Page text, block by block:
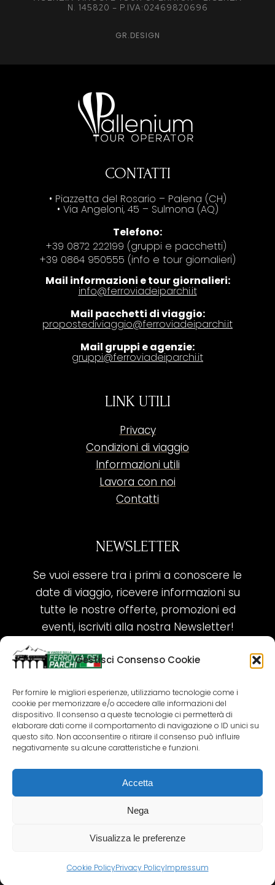
Gestisci Consenso Cookie
Per fornire le migliori esperienze, utilizziamo tecnologie come i
cookie per memorizzare e/o accedere alle informazioni del
dispositivo. Il consenso a queste tecnologie ci permetterà di
elaborare dati come il comportamento di navigazione o ID unici su
questo sito. Non acconsentire o ritirare il consenso può influire
negativamente su alcune caratteristiche e funzioni.
Accetta
Nega
Visualizza le preferenze
Cookie PolicyPrivacy PolicyImpressum
N. 145820 – P.IVA:02469820696
GR.DESIGN
CONTATTI
• Piazzetta del Rosario – Palena (CH)
• Via Angeloni, 45 – Sulmona (AQ)
Telefono:
+39 0872 222199 (gruppi e pacchetti)
+39 0864 950555 (info e tour giornalieri)
Mail informazioni e tour giornalieri:
info@ferroviadeiparchi.it
Mail pacchetti di viaggio:
propostediviaggio@ferroviadeiparchi.it
Mail gruppi e agenzie:
gruppi@ferroviadeiparchi.it
LINK UTILI
Privacy
Condizioni di viaggio
Informazioni utili
Lavora con noi
Contatti
NEWSLETTER
Se vuoi essere tra i primi a conoscere le
date di viaggio, ricevere informazioni su
tutte le nostre offerte, promozioni ed
eventi, iscriviti alla nostra Newsletter!
ISCRIVITI ORA!
SEGUICI SUI NOSTRI SOCIAL
COPYRIGHT 2018-2025 PALLENIUM TOURISM
SRL
AGENZIA VIAGGI E TOUR OPERATOR – P.IVA: